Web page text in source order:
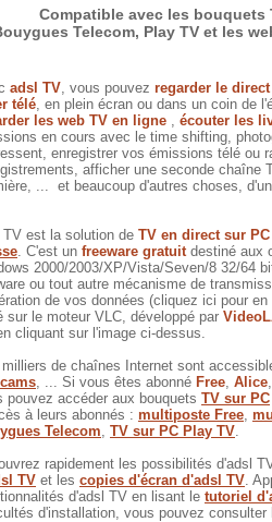
Compatible avec les bouquets
Telecom, Play TV et les
adsl TV , vous pouvez regarder le
télé , en plein écran ou dans un coin de
les web TV en ligne
écouter les
en cours avec le time shifting,
enregistrer vos émissions télé ou
afficher une seconde chaîne
... et beaucoup d'autres choses,
TV est la solution de TV en direct sur
. C'est un freeware gratuit destiné aux
2000/2003/XP/Vista/Seven/8 32/64
ou tout autre mécanisme de
de vos données (cliquez ici pour
sur le moteur VLC, développé par
cliquant sur l'image ci-dessus.
milliers de chaînes Internet sont
, ... Si vous êtes abonné Free Alice
pouvez accéder aux bouquets TV sur PC
à leurs abonnés : multiposte Free
Telecom TV sur PC Play TV
rapidement les possibilités d'adsl
TV et les copies d'écran d'adsl TV .
d'adsl TV en lisant le tutoriel
d'installation, vous pouvez